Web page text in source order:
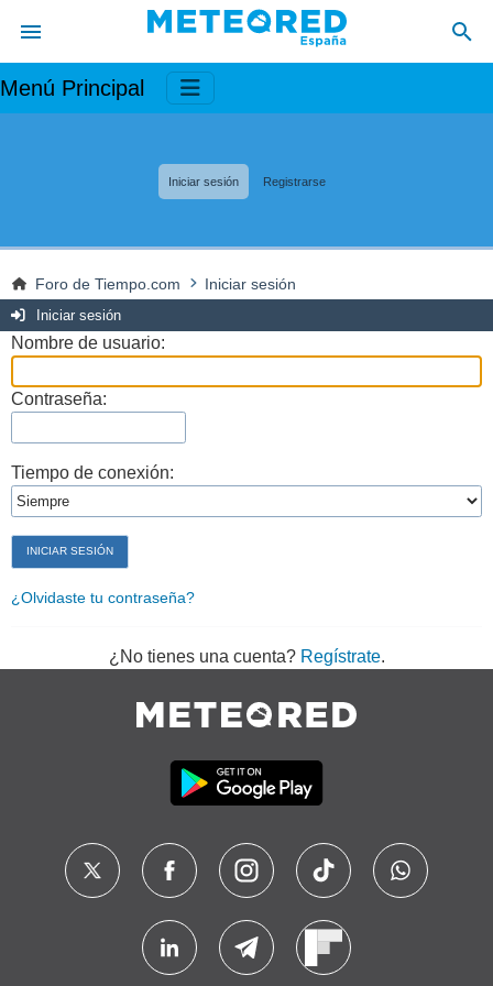
Menú Principal
Iniciar sesión Registrarse
Foro de Tiempo.com Iniciar sesión
Iniciar sesión
Nombre de usuario:
Contraseña:
Tiempo de conexión:
¿Olvidaste tu contraseña?
¿No tienes una cuenta? Regístrate.